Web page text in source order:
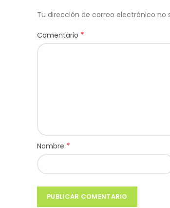
Tu dirección de correo electrónico no
Comentario *
Nombre *